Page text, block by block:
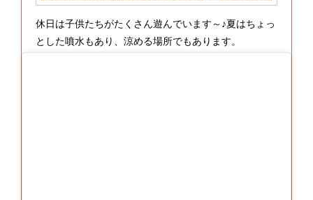
休日は子供たちがたくさん遊んでいます～♪夏はちょっ
とした噴水もあり、涼める場所でもあります。